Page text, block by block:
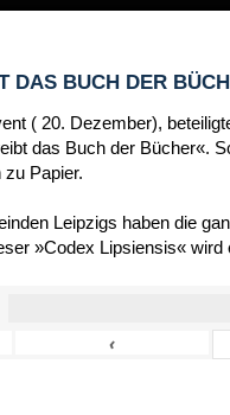
DAS BUCH DER
( 20. Dezember),
das Buch der Bücher«.
Papier.
Leipzigs haben die
»Codex Lipsiensis«
‹